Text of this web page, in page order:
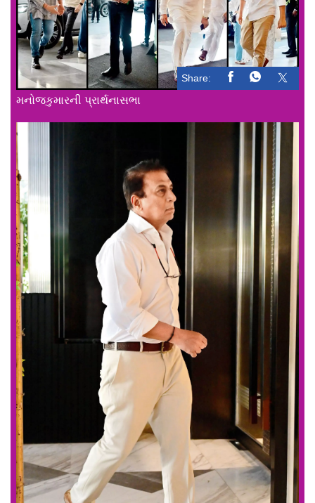
Share:
મનોજકુમારની પ્રાર્થનાસભા